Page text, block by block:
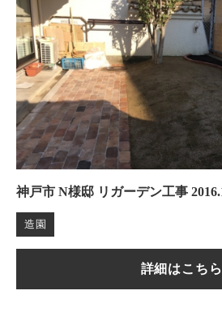
神戸市 N様邸 リガーデン工事
造園
詳細はこちら